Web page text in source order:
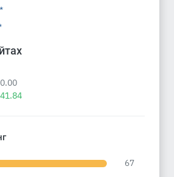
0.00
67